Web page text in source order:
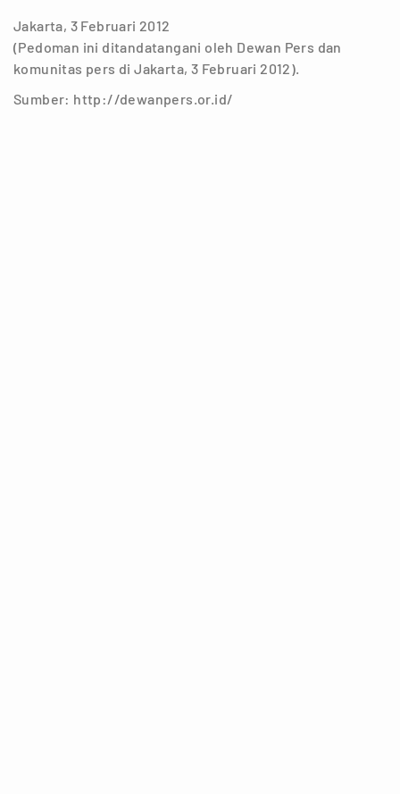
Jakarta, 3 Februari 2012
(Pedoman ini ditandatangani oleh Dewan Pers dan
komunitas pers di Jakarta, 3 Februari 2012).
Sumber: http://dewanpers.or.id/